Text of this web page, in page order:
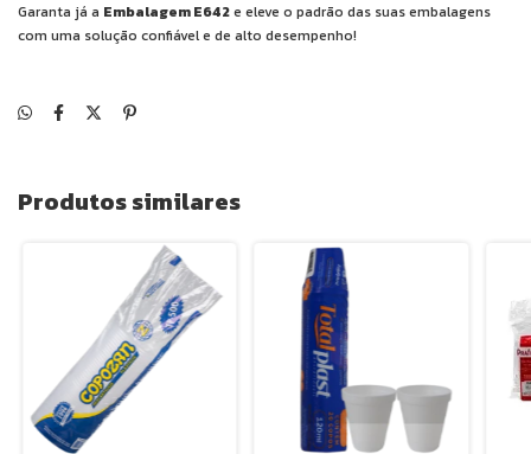
Garanta já a Embalagem E642e eleve o padrão das suas embalagens
com uma solução confiável e de alto desempenho!
Produtos similares